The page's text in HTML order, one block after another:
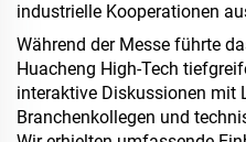
industrielle Kooperationen
Während der Messe führte
Huacheng High-Tech
interaktive Diskussionen mit
Branchenkollegen und